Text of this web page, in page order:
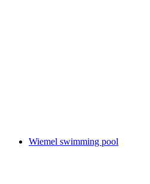
Wiemel swimming pool